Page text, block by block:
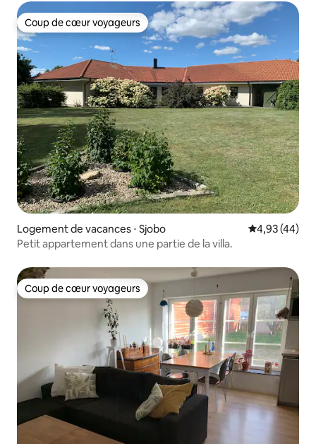
Coup de cœur voyageurs
Coup de cœur voyageurs
Logement de vacances ⋅ Sjobo Évaluation
4,93 (44)
Petit appartement dans une partie de la villa.
Coup de cœur voyageurs
Coup de cœur voyageurs